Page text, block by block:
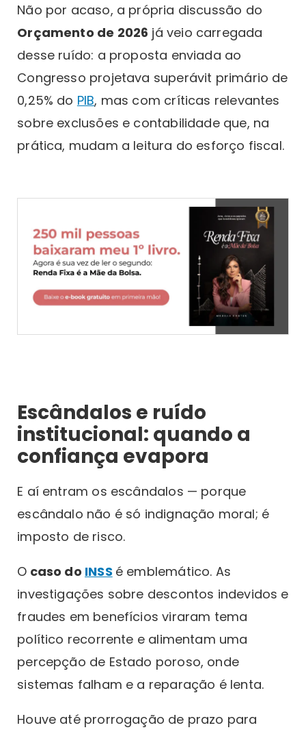
Não por acaso, a própria discussão do
Orçamento de 2026 já veio carregada
desse ruído: a proposta enviada ao
Congresso projetava superávit primário de
0,25% do PIB, mas com críticas relevantes
sobre exclusões e contabilidade que, na
prática, mudam a leitura do esforço fiscal.
Escândalos e ruído
institucional: quando a
confiança evapora
E aí entram os escândalos — porque
escândalo não é só indignação moral; é
imposto de risco.
O caso do INSS é emblemático. As
investigações sobre descontos indevidos e
fraudes em benefícios viraram tema
político recorrente e alimentam uma
percepção de Estado poroso, onde
sistemas falham e a reparação é lenta.
Houve até prorrogação de prazo para